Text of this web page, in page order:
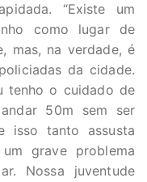
“Existe um
como lugar de
mas, na verdade, é
da cidade.
tenho o cuidado de
50m sem ser
isso tanto assusta
grave problema
Nossa juventude